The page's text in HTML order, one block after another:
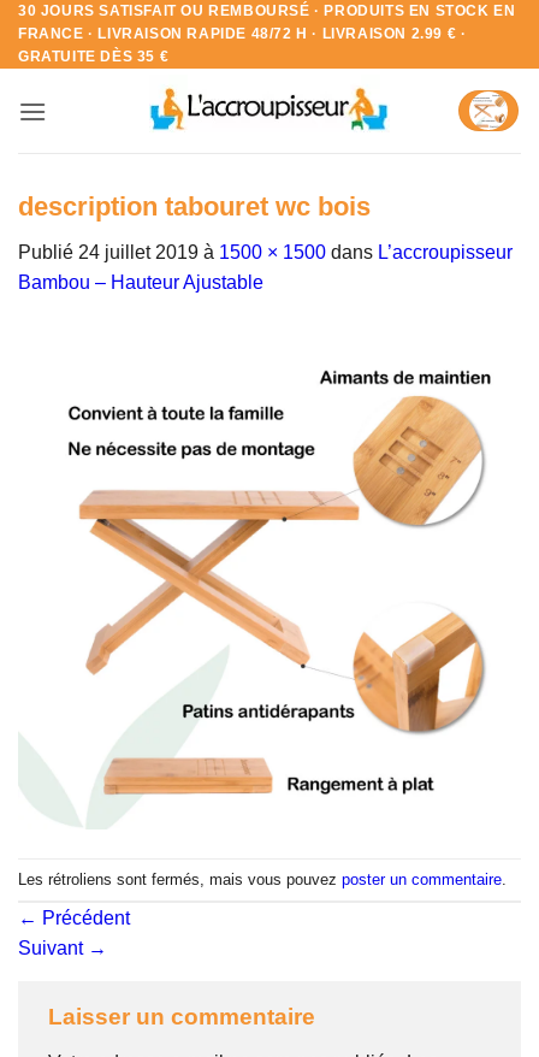
Passer
au
contenu
30 JOURS SATISFAIT OU REMBOURSÉ · PRODUITS EN STOCK EN
FRANCE · LIVRAISON RAPIDE 48/72 H · LIVRAISON 2.99 € ·
GRATUITE DÈS 35 €
description tabouret wc bois
Publié 24 juillet 2019 à 1500 × 1500 dans L’accroupisseur
Bambou – Hauteur Ajustable
Les rétroliens sont fermés, mais vous pouvez poster un commentaire
← Précédent
Suivant →
Laisser un commentaire